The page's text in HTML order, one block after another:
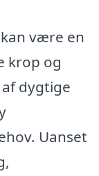
være en
krop og
dygtige
Uanset